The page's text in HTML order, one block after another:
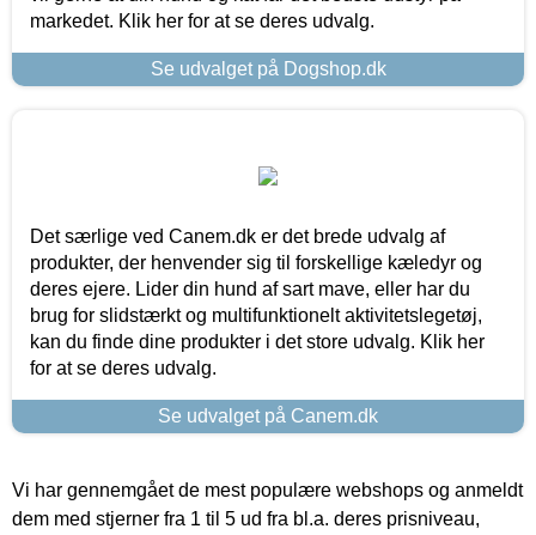
markedet. Klik her for at se deres udvalg.
Se udvalget på Dogshop.dk
Det særlige ved Canem.dk er det brede udvalg af
produkter, der henvender sig til forskellige kæledyr og
deres ejere. Lider din hund af sart mave, eller har du
brug for slidstærkt og multifunktionelt aktivitetslegetøj,
kan du finde dine produkter i det store udvalg. Klik her
for at se deres udvalg.
Se udvalget på Canem.dk
Vi har gennemgået de mest populære webshops og anmeldt
dem med stjerner fra 1 til 5 ud fra bl.a. deres prisniveau,